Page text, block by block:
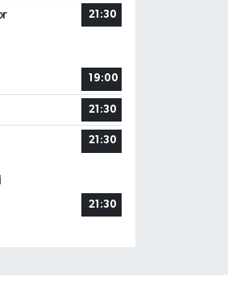
21:30
19:00
21:30
21:30
21:30